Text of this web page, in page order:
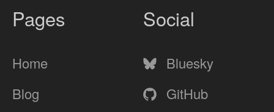
Pages
Home
Blog
Social
Bluesky
GitHub